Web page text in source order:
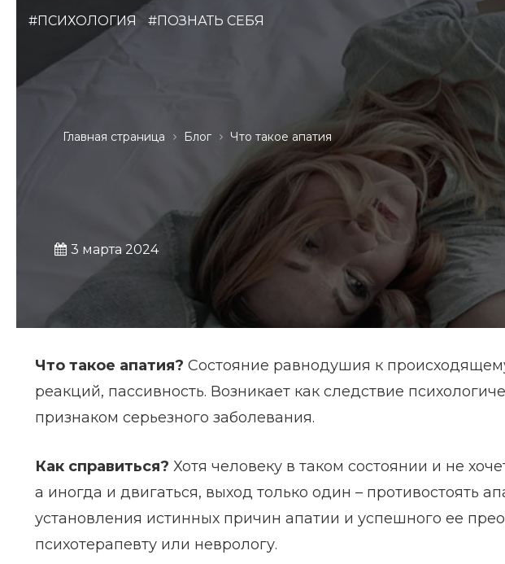
Главная страница Блог Что такое апатия
#ПСИХОЛОГИЯ #ПОЗНАТЬ СЕБЯ
3 марта 2024
Что такое апатия? Состояние равнодушия к
реакций, пассивность. Возникает как следствие
признаком серьезного заболевания.
Как справиться? Хотя человеку в таком состоянии и не
а иногда и двигаться, выход только один – противостоять
установления истинных причин апатии и успешного ее
психотерапевту или неврологу.